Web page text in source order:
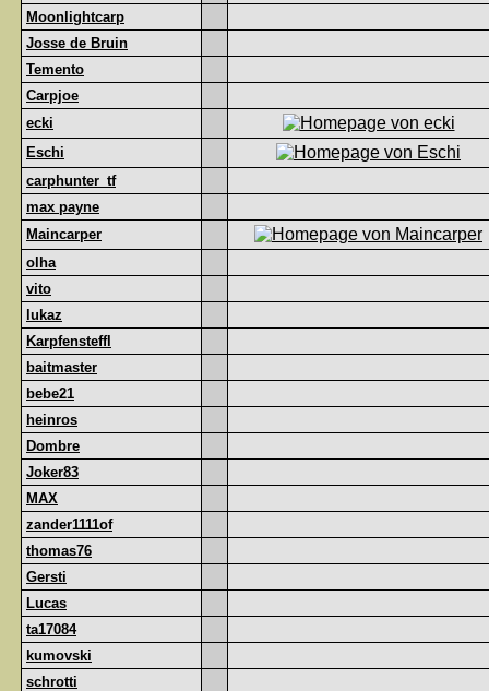
Moonlightcarp
Josse de Bruin
Temento
Carpjoe
ecki
Eschi
carphunter_tf
max payne
Maincarper
olha
vito
lukaz
Karpfensteffl
baitmaster
bebe21
heinros
Dombre
Joker83
MAX
zander1111of
thomas76
Gersti
Lucas
ta17084
kumovski
schrotti